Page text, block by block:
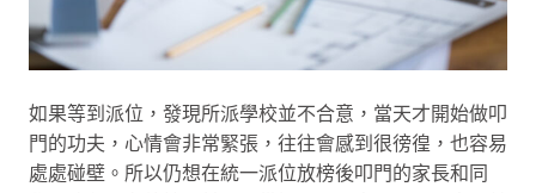
如果等到派位，發現所派學校並不合意，當天才開始做叩
門的功夫，心情會非常緊張，往往會感到很徬徨，也容易
處處碰壁。所以仍想在統一派位放榜後叩門的家長和同